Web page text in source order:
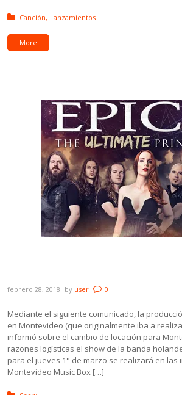
Posted in:
Canción Lanzamientos
More
febrero 28, 2018 by user 0
Mediante el siguiente comunicado, la
en Montevideo (que originalmente iba a
informó sobre el cambio de locación para
razones logísticas el show de la banda
para el jueves 1° de marzo se realizará en las
Montevideo Music Box […]